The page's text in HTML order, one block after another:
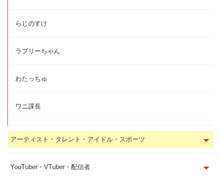
らじのすけ
ラブリーちゃん
わたっちゅ
ワニ課長
アーティスト・タレント・アイドル・スポーツ
YouTuber・VTuber・配信者